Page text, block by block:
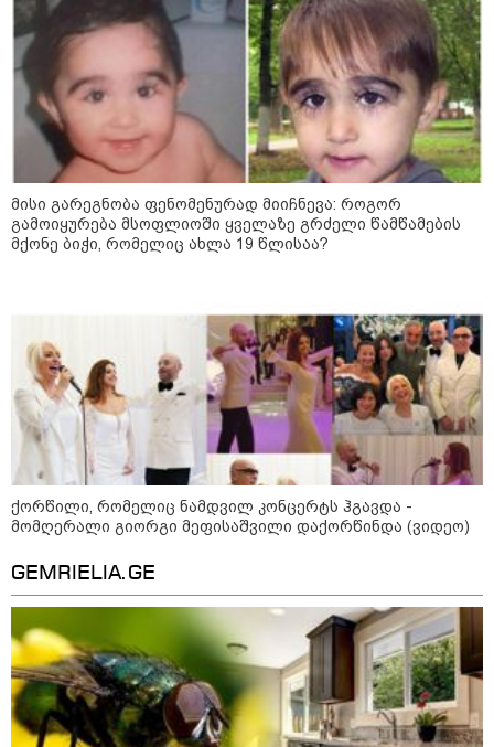
"როცა კანონიკიდან
გამომდინარე, მართებულად
მიგვაჩნია, რომ ადამიანის
გასვენება ტაძრიდან არ მოხდეს,
ეს მგლოვიარეს ისეთი
სიყვარულითა უნდა ავუხსნათ,
რომ შფოთვა არ დაიბადოს" -
დედა სიდონია
16:02 / 03-08-2026
"15 წლის წინ ჩადენილი
დანაშაული, 5-ჯერ შეცვლილი
მოსამართლე, 4-ჯერ თავიდან
დაწყებული საქმე... მადლობა
პროკურატურას, მათ გარეშე ეს
12:12 / 02-08-2026
“როდესაც ზღვაზე დასვენება
უფრო დიდი პრიორიტეტია,
ვიდრე პოლიტიკური პატიმრები,
ბრძოლა ან პოლიტსაბჭოს
სხდომა, ბევრ რამეზე
მეტყველებს“ - ანა წითლიძე
თინა ბოკუჩავაზე
კატეგორიის ყველა სიახლე
საზამთროს გამყიდველთან
სამკვდრო-სასიცოცხლო
„კუკუდამალობანა“ - რუსული
დრონის „საბრძოლო-კომიკური“
ვიდეო
მისი გარეგნობა ფენომენურად მიიჩნევა: როგორ
გამოიყურება მსოფლიოში ყველაზე გრძელი წამწამების
მქონე ბიჭი, რომელიც ახლა 19 წლისაა?
ქორწილი, რომელიც ნამდვილ კონცერტს ჰგავდა -
მომღერალი გიორგი მეფისაშვილი დაქორწინდა (ვიდეო)
GEMRIELIA.GE